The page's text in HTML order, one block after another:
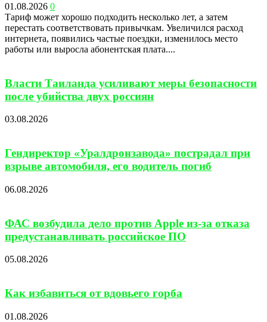
01.08.2026 0
Тариф может хорошо подходить несколько лет, а затем
перестать соответствовать привычкам. Увеличился расход
интернета, появились частые поездки, изменилось место
работы или выросла абонентская плата....
Власти Таиланда усиливают меры безопасности
после убийства двух россиян
03.08.2026
Гендиректор «Уралдронзавода» пострадал при
взрыве автомобиля, его водитель погиб
06.08.2026
ФАС возбудила дело против Apple из-за отказа
предустанавливать российское ПО
05.08.2026
Как избавиться от вдовьего горба
01.08.2026